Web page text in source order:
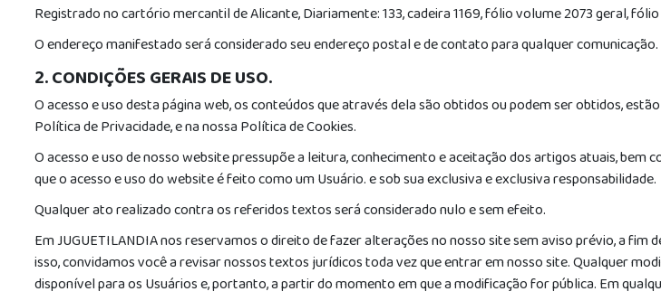
Registrado no cartório mercantil de Alicante, Diariamente: 133, cadeira 1169, fólio volume 2073 geral,
O endereço manifestado será considerado seu endereço postal e de contato para qualquer comunicação.
2. CONDIÇÕES GERAIS DE USO.
O acesso e uso desta página web, os conteúdos que através dela são obtidos ou podem ser obtidos,
Política de Privacidade, e na nossa Política de Cookies.
O acesso e uso de nosso website pressupõe a leitura, conhecimento e aceitação dos artigos atuais,
que o acesso e uso do website é feito como um Usuário. e sob sua exclusiva e exclusiva responsabilidade.
Qualquer ato realizado contra os referidos textos será considerado nulo e sem efeito.
Em JUGUETILANDIA nos reservamos o direito de fazer alterações no nosso site sem aviso prévio, a
isso, convidamos você a revisar nossos textos jurídicos toda vez que entrar em nosso site. Qualquer
disponível para os Usuários e, portanto, a partir do momento em que a modificação for pública. Em